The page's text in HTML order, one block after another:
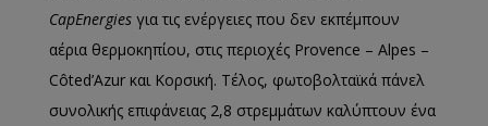
CapEnergies για τις ενέργειες που δεν εκπέμπουν
αέρια θερμοκηπίου, στις περιοχές Provence – Alpes –
Côted’Azur και Κορσική. Τέλος, φωτοβολταϊκά πάνελ
συνολικής επιφάνειας 2,8 στρεμμάτων καλύπτουν ένα